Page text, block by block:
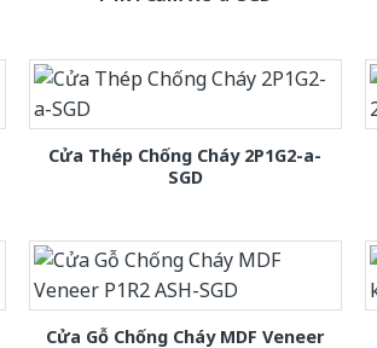
Cửa Thép Chống Cháy 2P1G2-a-
SGD
Cửa Gỗ Chống Cháy MDF Veneer